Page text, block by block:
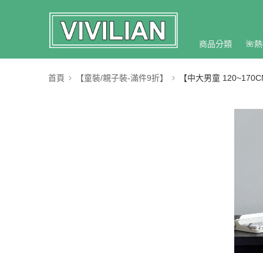
商品分類 🌺
首頁 【童裝/親子裝-滿件9折】 【中大男童